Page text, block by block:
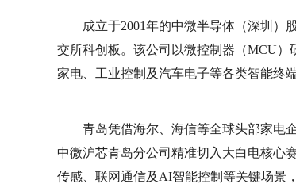
成立于2001年的中微半导体（深圳）
交所科创板。该公司以微控制器（MCU
家电、工业控制及汽车电子等各类智能终
青岛凭借‌海尔、海信‌等全球头部家电
中微沪芯青岛分公司精准切入大白电核心
传感、联网通信及AI智能控制等关键场景